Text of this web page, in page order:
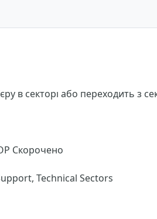
в секторі або переходить з
Скорочено
Technical Sectors